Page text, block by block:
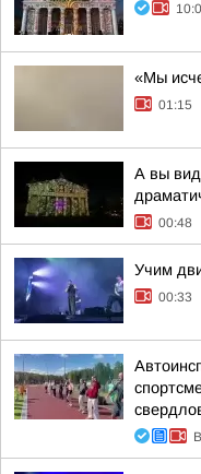
«Мы
01:15
А вы
00:48
Учим
00:33